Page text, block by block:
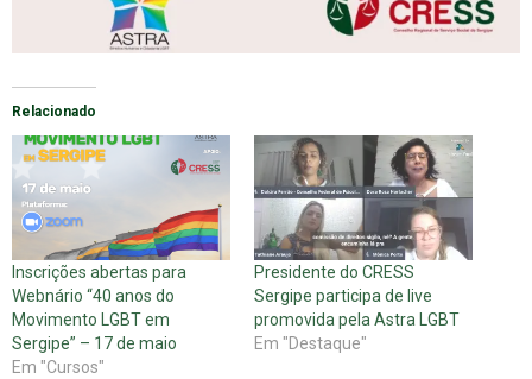
Relacionado
Inscrições abertas para
Webnário “40 anos do
Movimento LGBT em
Sergipe” – 17 de maio
Em "Cursos"
Presidente do CRESS
Sergipe participa de live
promovida pela Astra LGBT
Em "Destaque"